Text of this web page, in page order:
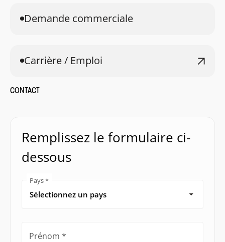
Demande commerciale
Carrière / Emploi
CONTACT
Remplissez le formulaire ci-
dessous
Pays
Prénom